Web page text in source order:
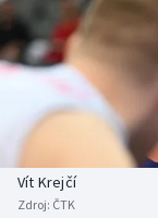
Americký fotbal
Baseball a
Basketbal
Biatlon
NEPŘEHLÉDNĚTE
Soutěže
Historické
Aplikace ČT
Vít Krejčí
Zdroj: ČTK